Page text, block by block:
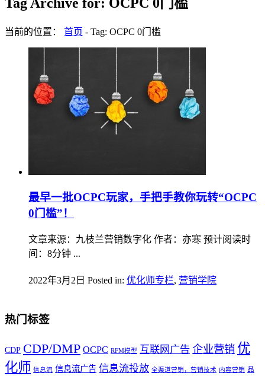
当前的位置： 首页 - Tag: OCPC 0门槛
最早一批OCPC玩家，手把手教你玩转“OCPC
0门槛”！
文章来源：九枝兰营销数字化 作者：亦寒 预计阅读时
间：8分钟 ...
2022年3月2日 Posted in: 优化师专栏, 营销学院
热门标签
CDP CDP/DMP OCPC RFM模型 互联网广告 企业营销 优
化师 信息流 信息流广告 信息流投放 全渠道营销，营销技术 内容营销 品